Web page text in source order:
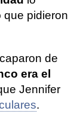
que pidieron
de
era el
Jennifer
.